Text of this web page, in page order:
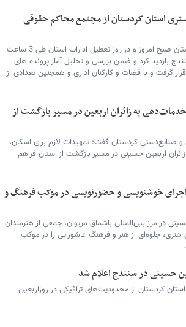
استان کردستان از مجتمع محاکم حقوقی
رئیس کل دادگستری استان کردستان صبح امروز و در روز تعطیل ادارات استان طی 3 ساعت
بازدید کرد و ضمن بررسی و تحلیل آمار پرونده های
گرفت و با قضات و کارکنان اداری و همچنین تعدادی از
به زائران اربعین در مسیر بازگشت از
صنایع‌دستی کردستان گفت: تمهیدات لازم برای اسکان،
اربعین حسینی در مسیر بازگشت از استان فراهم
خوشنویسی و حضورنویسی در موکب فرهنگ و
در مرز بین‌المللی باشماق مریوان، جمعی از هنرمندان
هنری، جلوه‌ای از هنر و فرهنگ عاشورایی را در موکب
حسینی در سنندج اعلام شد
کردستان از محدودیت‌های ترافیکی در روزاربعین